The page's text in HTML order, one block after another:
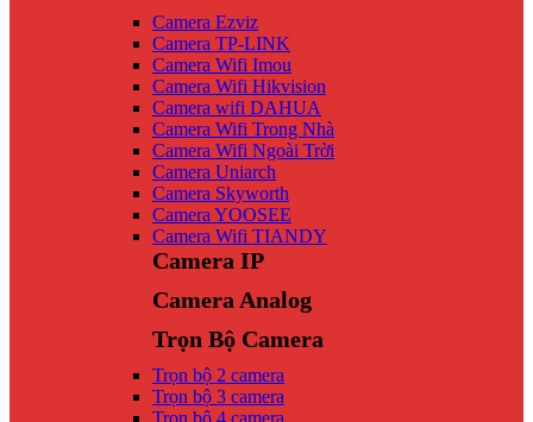
Camera Ezviz
Camera TP-LINK
Camera Wifi Imou
Camera Wifi Hikvision
Camera wifi DAHUA
Camera Wifi Trong Nhà
Camera Wifi Ngoài Trời
Camera Uniarch
Camera Skyworth
Camera YOOSEE
Camera Wifi TIANDY
Camera IP
Camera Analog
Trọn Bộ Camera
Trọn bộ 2 camera
Trọn bộ 3 camera
Trọn bộ 4 camera